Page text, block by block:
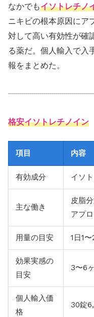
なかでもイソトレチノ
ニキビの根本原因にア
対して高い有効性が確
る薬だ。個人輸入で入
報をまとめた。
格安イソトレチノイン
項目 内容
有効成分 イソ
主な働き
皮脂
アプ
用量の目安 1日1
効果実感の
目安
3〜6
個人輸入価
格
30錠